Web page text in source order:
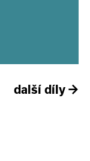
další díly →